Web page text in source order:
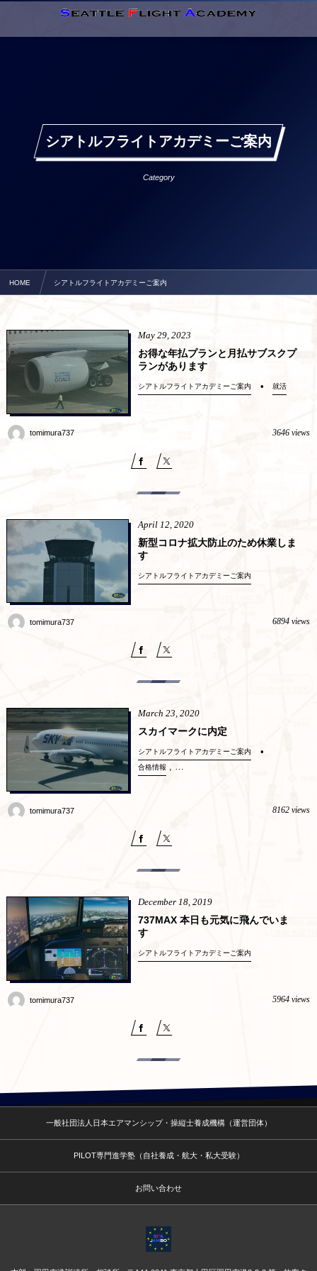
シアトルフライトアカデミーご案内
Category
HOME シアトルフライトアカデミーご案内
May 29,2023
お得な年払プランと月払サブスクプ
ランがあります
シアトルフライトアカデミーご案内 就活
tomimura737 3646 views
April 12 ,2020
新型コロナ拡大防止のため休業しま
す
シアトルフライトアカデミーご案内
tomimura737 6894 views
March 23 ,2020
スカイマークに内定
シアトルフライトアカデミーご案内
合格情報
tomimura737 8162 views
December 18,2019
737MAX 本日も元気に飛んでいま
す
シアトルフライトアカデミーご案内
tomimura737 5964 views
一般社団法人日本エアマンシップ・操縦士養成機構（運営団体）
PILOT専門進学塾（自社養成・航大・私大受験）
お問い合わせ